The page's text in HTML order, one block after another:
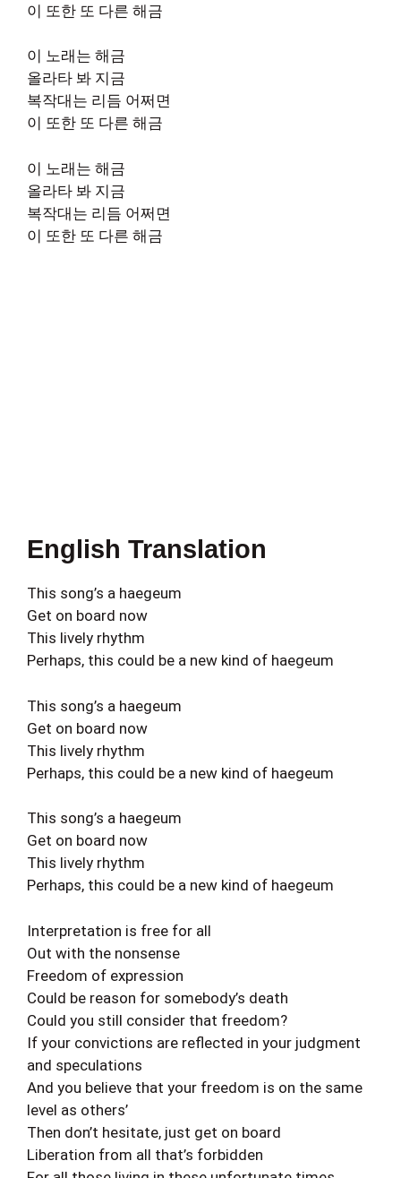
이 또한 또 다른 해금
이 노래는 해금
올라타 봐 지금
복작대는 리듬 어쩌면
이 또한 또 다른 해금
이 노래는 해금
올라타 봐 지금
복작대는 리듬 어쩌면
이 또한 또 다른 해금
English Translation
This song’s a haegeum
Get on board now
This lively rhythm
Perhaps, this could be a new kind of haegeum
This song’s a haegeum
Get on board now
This lively rhythm
Perhaps, this could be a new kind of haegeum
This song’s a haegeum
Get on board now
This lively rhythm
Perhaps, this could be a new kind of haegeum
Interpretation is free for all
Out with the nonsense
Freedom of expression
Could be reason for somebody’s death
Could you still consider that freedom?
If your convictions are reflected in your judgment
and speculations
And you believe that your freedom is on the same
level as others’
Then don’t hesitate, just get on board
Liberation from all that’s forbidden